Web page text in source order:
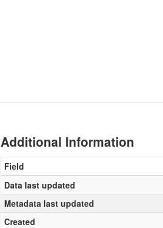
Additional Information
Field
Data last updated
Metadata last updated
Created